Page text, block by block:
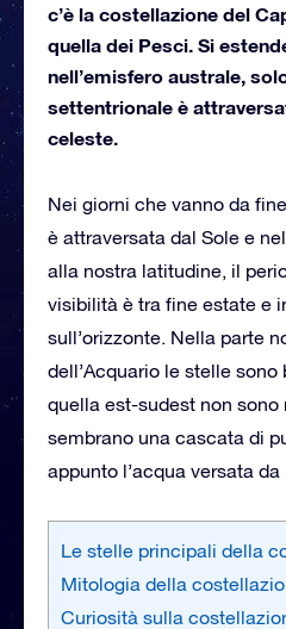
c’è la costellazione del
quella dei Pesci. Si
nell’emisfero australe,
settentrionale è
celeste.
Nei giorni che vanno da
è attraversata dal Sole e
alla nostra latitudine, il
visibilità è tra fine estate e
sull’orizzonte. Nella parte
dell’Acquario le stelle
quella est-sudest non
sembrano una cascata di
appunto l’acqua versata da
Le stelle principali della
Mitologia della
Curiosità sulla